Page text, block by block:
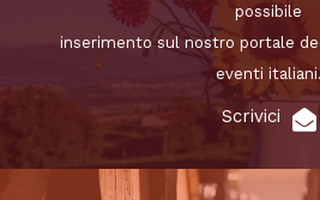
possibile
inserimento sul nostro portale
eventi
Scrivici